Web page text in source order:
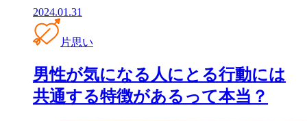
2024.01.31
片思い
男性が気になる人にとる行動には
共通する特徴があるって本当？